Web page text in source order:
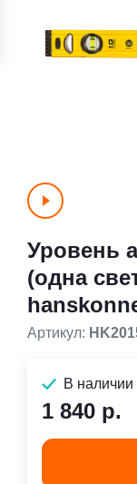
Уровень
(одна
Артикул:
В наличии
1 840 р.